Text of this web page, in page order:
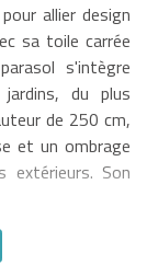
allier design
sa toile carrée
s'intègre
du plus
de 250 cm,
et un ombrage
extérieurs. Son